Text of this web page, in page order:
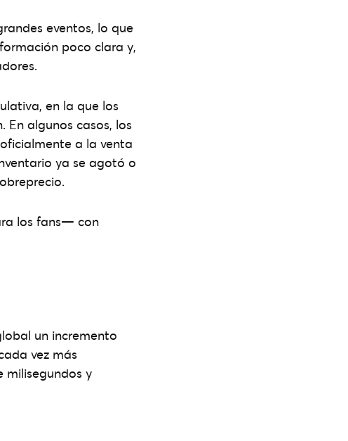
eventos, lo que
poco clara y,
en la que los
algunos casos, los
a la venta
ya se agotó o
los fans— con
un incremento
vez más
y